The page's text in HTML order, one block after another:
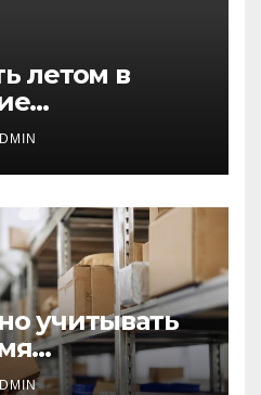
летом в
учитывать
советы для